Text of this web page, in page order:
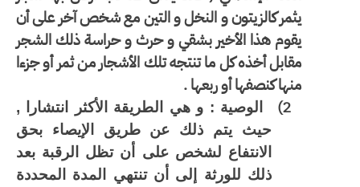
يثمر كالزيتون و النخل و التين مع شخص آخر على أن
يقوم هذا الأخير بشقي و حرث و حراسة ذلك الشجر
مقابل أخذه كل ما تنتجه تلك الأشجار من ثمر أو جزءا
منها كنصفها أو ربعها .
الوصية : و هي الطريقة الأكثر انتشارا ,
حيث يتم ذلك عن طريق الإيصاء بحق
الانتفاع لشخص على أن تظل الرقبة بعد
ذلك للورثة إلى أن تنتهي المدة المحددة